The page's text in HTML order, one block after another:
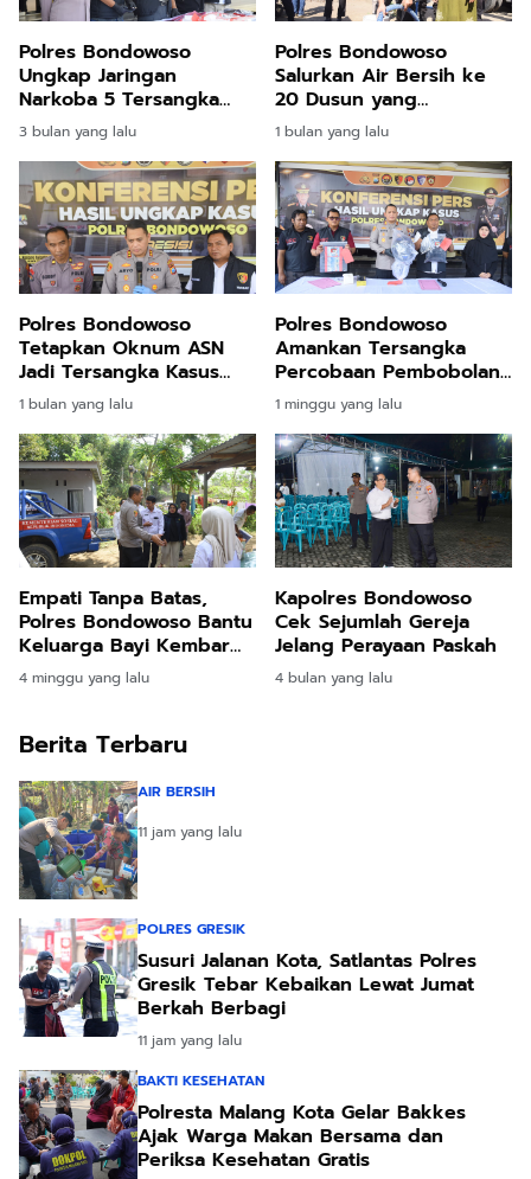
Polres Bondowoso
Ungkap Jaringan
Narkoba 5 Tersangka
Pengedar Diamankan
3 bulan yang lalu
Polres Bondowoso
Salurkan Air Bersih ke
20 Dusun yang
Terdampak Kekeringan
1 bulan yang lalu
Polres Bondowoso
Tetapkan Oknum ASN
Jadi Tersangka Kasus
Pemukulan Perawat RSUD
1 bulan yang lalu
Polres Bondowoso
Amankan Tersangka
Percobaan Pembobolan
ATM dan Pencurian di
Tiga Lokasi
1 minggu yang lalu
Empati Tanpa Batas,
Polres Bondowoso Bantu
Keluarga Bayi Kembar
yang Kehilangan Ibu
4 minggu yang lalu
Kapolres Bondowoso
Cek Sejumlah Gereja
Jelang Perayaan Paskah
4 bulan yang lalu
Berita Terbaru
AIR BERSIH
11 jam yang lalu
POLRES GRESIK
Susuri Jalanan Kota, Satlantas Polres
Gresik Tebar Kebaikan Lewat Jumat
Berkah Berbagi
11 jam yang lalu
BAKTI KESEHATAN
Polresta Malang Kota Gelar Bakkes
Ajak Warga Makan Bersama dan
Periksa Kesehatan Gratis